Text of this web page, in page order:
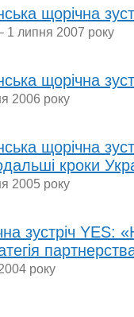
щорічна
1 липня 2007 року
щорічна
2006 року
щорічна
кроки
2005 року
зустріч YES:
року